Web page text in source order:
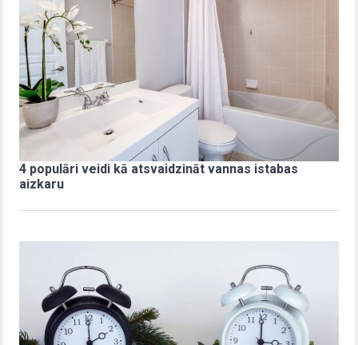
4 populāri veidi kā atsvaidzināt vannas istabas
aizkaru